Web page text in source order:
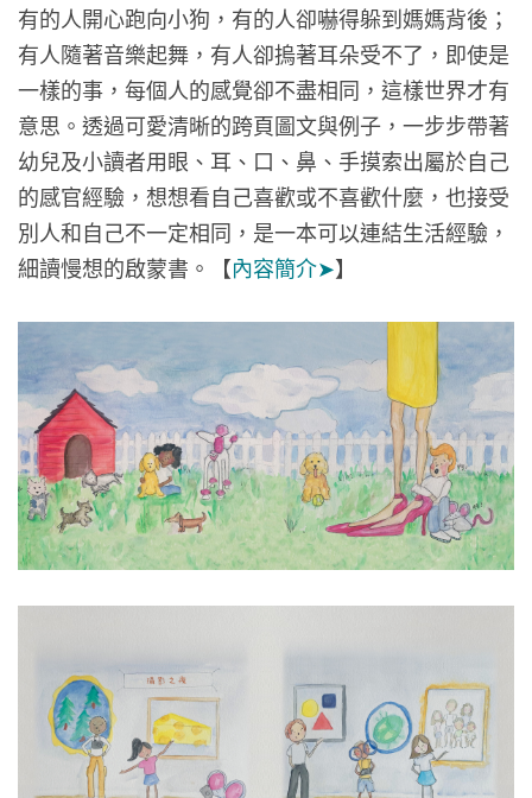
有的人開心跑向小狗，有的人卻嚇得躲到媽媽背後；
有人隨著音樂起舞，有人卻摀著耳朵受不了，即使是
一樣的事，每個人的感覺卻不盡相同，這樣世界才有
意思。透過可愛清晰的跨頁圖文與例子，一步步帶著
幼兒及小讀者用眼、耳、口、鼻、手摸索出屬於自己
的感官經驗，想想看自己喜歡或不喜歡什麼，也接受
別人和自己不一定相同，是一本可以連結生活經驗，
細讀慢想的啟蒙書。
【內容簡介➤】